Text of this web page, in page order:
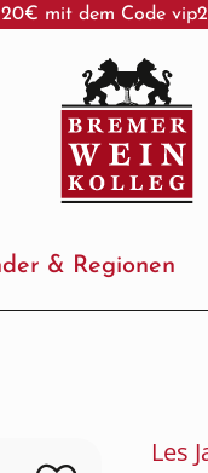
mit dem Code
& Regionen
Les